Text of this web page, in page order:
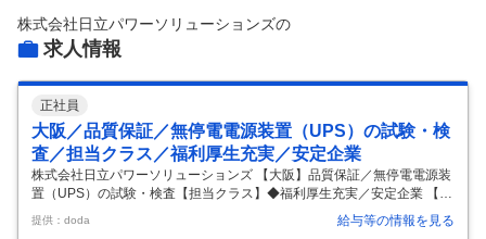
株式会社日立パワーソリューションズの
求人情報
正社員
大阪／品質保証／無停電電源装置（UPS）の試験・検
査／担当クラス／福利厚生充実／安定企業
株式会社日立パワーソリューションズ 【大阪】品質保証／無停電電源装
置（UPS）の試験・検査【担当クラス】◆福利厚生充実／安定企業 【仕
事内容】 【大阪】品質保証／無停電電源装置（UPS）の試験・検査【担
当クラス】◆福利厚生充実／安定企業 【具体的な仕事内容】 【電気の基
提供：doda 給与等の情報を見る